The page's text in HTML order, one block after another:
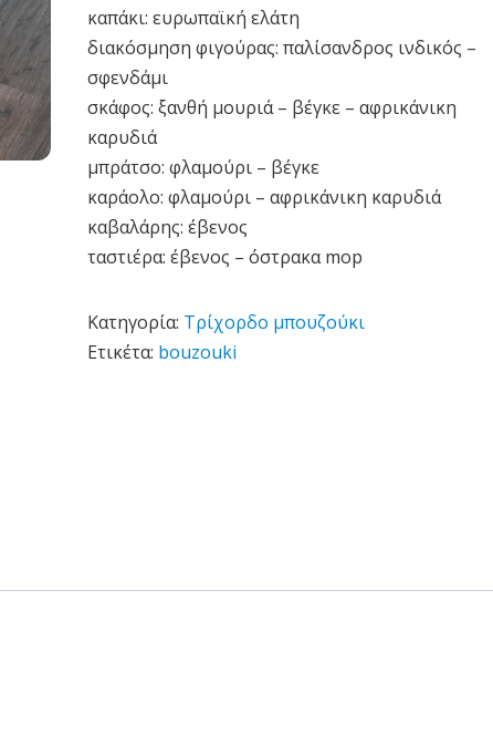
καπάκι: ευρωπαϊκή ελάτη
διακόσμηση φιγούρας: παλίσανδρος ινδικός –
σφενδάμι
σκάφος: ξανθή μουριά – βέγκε – αφρικάνικη
καρυδιά
μπράτσο: φλαμούρι – βέγκε
καράολο: φλαμούρι – αφρικάνικη καρυδιά
καβαλάρης: έβενος
ταστιέρα: έβενος – όστρακα mop
Κατηγορία: Τρίχορδο μπουζούκι
Ετικέτα: bouzouki